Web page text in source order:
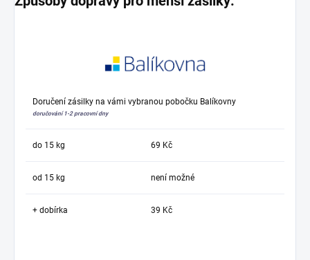
Doručení zásilky na vámi vybranou pobočku Balíkovny
doručování 1-2 pracovní dny
do 15 kg 69 Kč
od 15 kg není možné
+ dobírka 39 Kč